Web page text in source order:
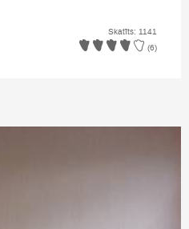
Skatīts: 1141
(6)